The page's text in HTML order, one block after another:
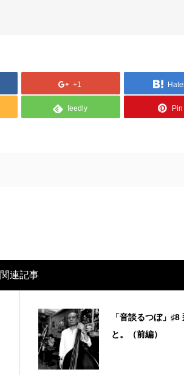
+1
feedly
関連記事
「音談るつぼ」
と。（前編）
映画レビュー ～設定出オチのわけわか